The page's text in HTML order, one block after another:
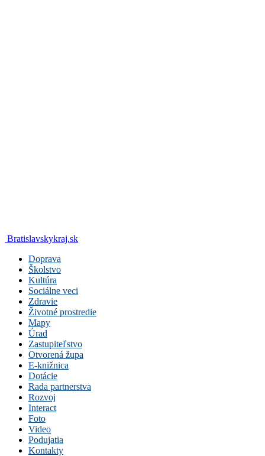
Bratislavskykraj.sk
Doprava
Školstvo
Kultúra
Sociálne veci
Zdravie
Životné prostredie
Mapy
Úrad
Zastupiteľstvo
Otvorená župa
E-knižnica
Dotácie
Rada partnerstva
Rozvoj
Interact
Foto
Video
Podujatia
Kontakty